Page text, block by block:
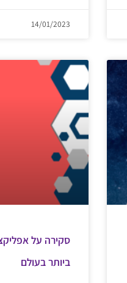
14/01/2023
סקירה על
ביותר בעולם